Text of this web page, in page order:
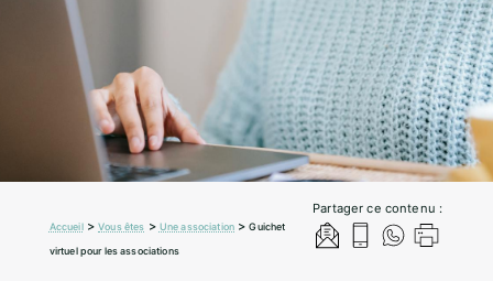
Partager ce contenu :
Accueil>Vous êtes > Une association >Guichet
virtuel pour les associations